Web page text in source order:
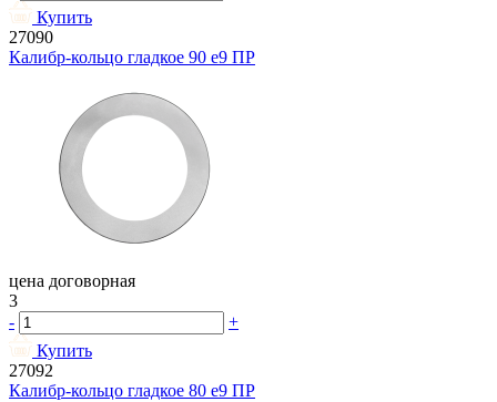
Купить
27090
Калибр-кольцо гладкое 90 e9 ПР
цена договорная
3
-
+
Купить
27092
Калибр-кольцо гладкое 80 e9 ПР